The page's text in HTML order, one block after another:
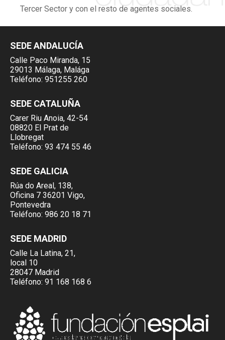
Tercer Sector y con el resto de agentes sociales.
SEDE ANDALUCÍA
Calle Paco Miranda, 15
29013 Málaga, Malága
Teléfono: 951255 260
SEDE CATALUÑA
Carer Riu Anoia, 42-54
08820 El Prat de
Llobregat
Teléfono: 93 474 55 46
SEDE GALICIA
Rúa do Areal, 138,
Oficina 7 36201 Vigo,
Pontevedra
Teléfono: 986 20 18 71
SEDE MADRID
Calle La Latina, 21,
local 10
28047 Madrid
Teléfono: 91 168 168 6